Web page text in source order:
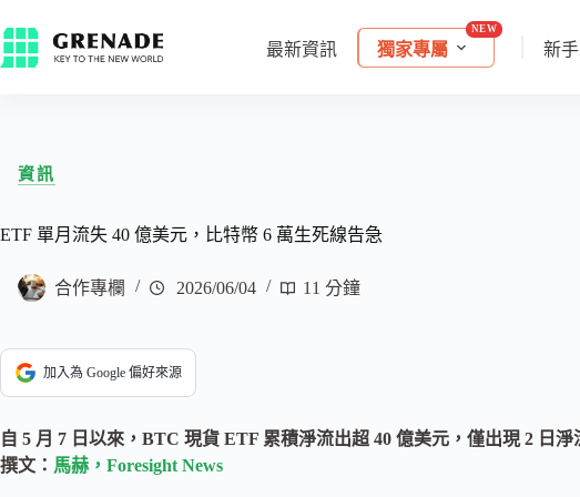
最新資訊 獨家專屬 新
資訊
ETF 單月流失 40 億美元，比特幣 6 萬生死線告急
合作專欄 2026/06/04 11 分鐘
加入為 Google 偏好來源
自 5 月 7 日以來，BTC 現貨 ETF 累積淨流出超 40 億美元，僅出現 2 日淨
撰文： 馬赫，Foresight News